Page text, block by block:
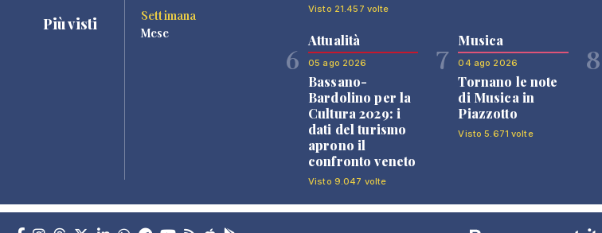
Più visti
Settimana
Mese
Visto 21.457 volte
6
Attualità
05 ago 2026
Bassano-
Bardolino per la
Cultura 2029: i
dati del turismo
aprono il
confronto veneto
Visto 9.047 volte
7
Musica
04 ago 2026
Tornano le note
di Musica in
Piazzotto
Visto 5.671 volte
8